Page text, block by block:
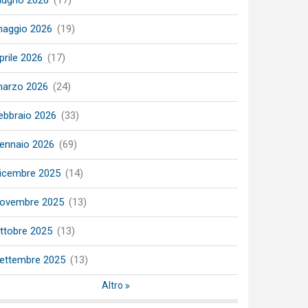
2026 (19)
2026 (17)
2026 (24)
2026 (33)
2026 (69)
2025 (14)
2025 (13)
2025 (13)
2025 (13)
Altro